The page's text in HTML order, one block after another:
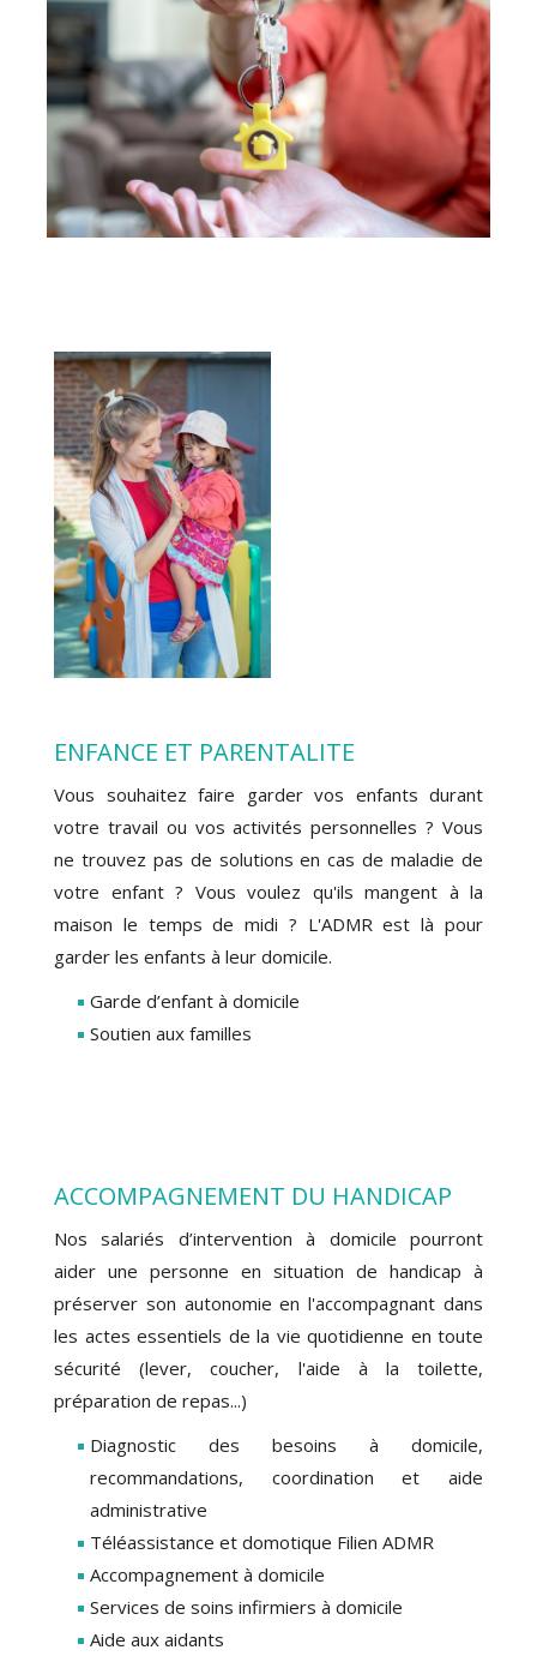
ENFANCE ET PARENTALITE
Vous souhaitez faire garder vos enfants durant
votre travail ou vos activités personnelles ? Vous
ne trouvez pas de solutions en cas de maladie de
votre enfant ? Vous voulez qu'ils mangent à la
maison le temps de midi ? L'ADMR est là pour
garder les enfants à leur domicile.
Garde d’enfant à domicile
Soutien aux familles
ACCOMPAGNEMENT DU HANDICAP
Nos salariés d’intervention à domicile pourront
aider une personne en situation de handicap à
préserver son autonomie en l'accompagnant dans
les actes essentiels de la vie quotidienne en toute
sécurité (lever, coucher, l'aide à la toilette,
préparation de repas...)
Diagnostic des besoins à domicile,
recommandations, coordination et aide
administrative
Téléassistance et domotique Filien ADMR
Accompagnement à domicile
Services de soins infirmiers à domicile
Aide aux aidants